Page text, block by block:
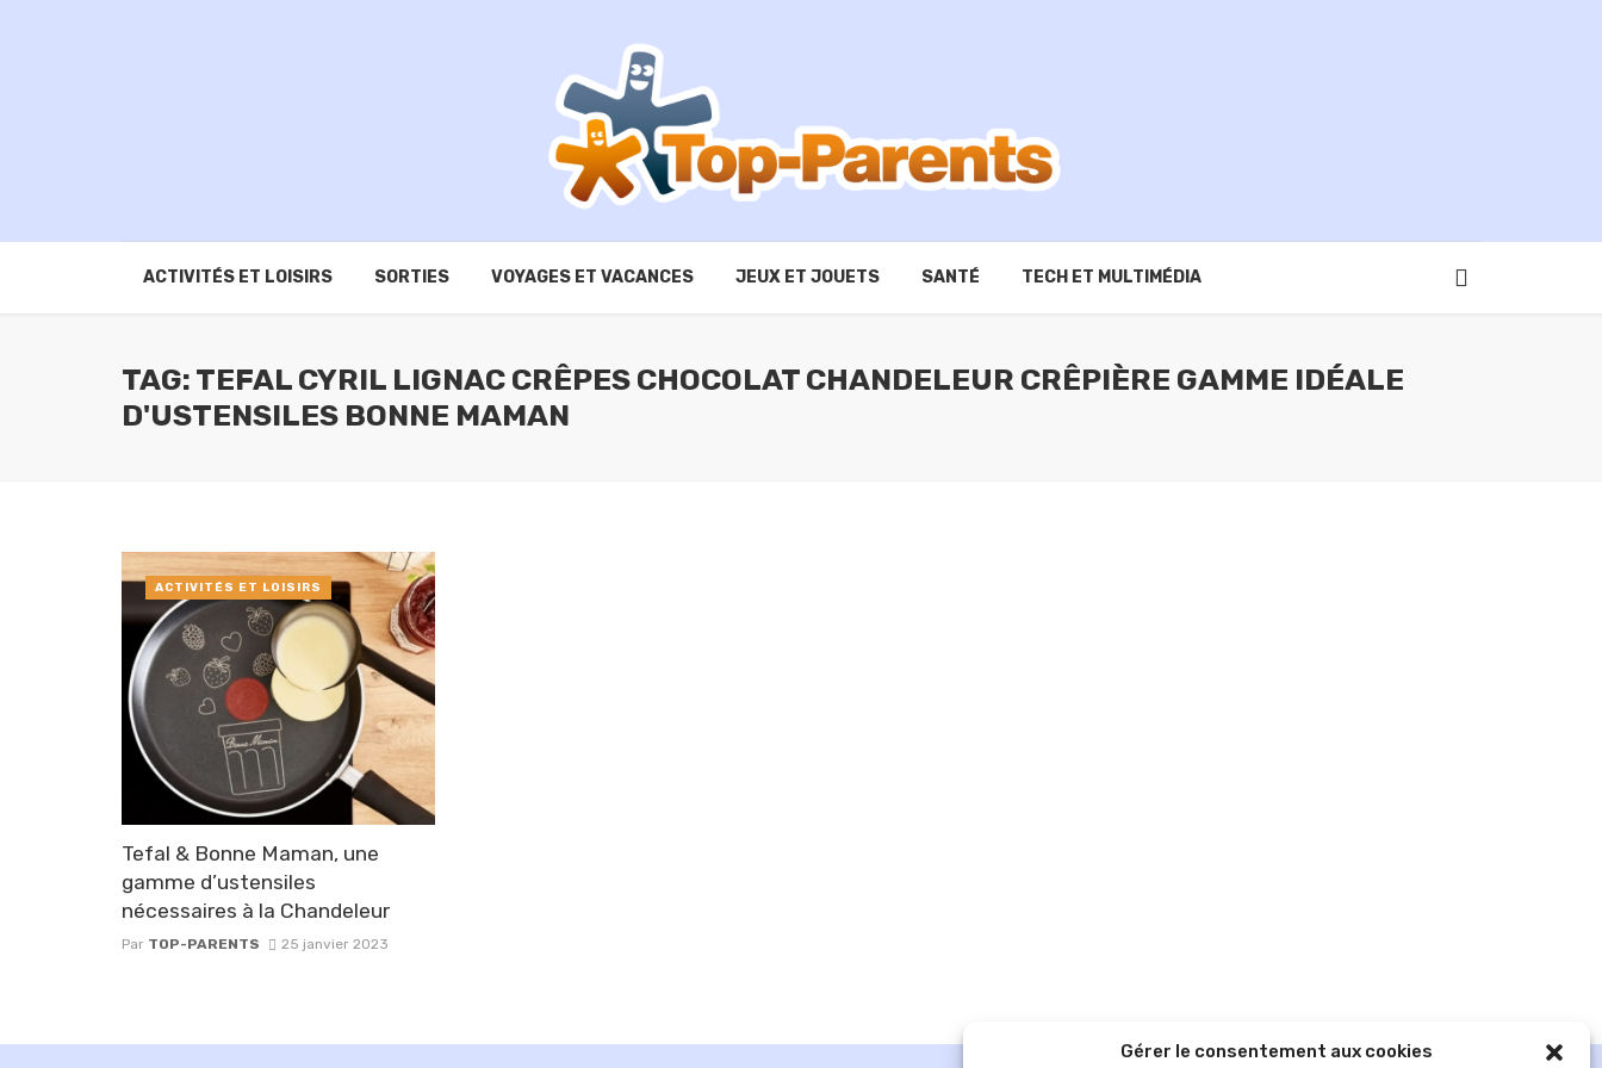
Gérer le consentement aux cookies
ACTIVITÉS ET LOISIRS SORTIES VOYAGES ET VACANCES JEUX ET JOUETS SANTÉ TECH ET MULTIMÉDIA
TAG: TEFAL CYRIL LIGNAC CRÊPES CHOCOLAT CHANDELEUR CRÊPIÈRE GAMME IDÉALE
D'USTENSILES BONNE MAMAN
Tefal & Bonne Maman, une
gamme d’ustensiles
nécessaires à la Chandeleur
Par TOP-PARENTS 25 janvier 2023
ACTIVITÉS ET LOISIRS